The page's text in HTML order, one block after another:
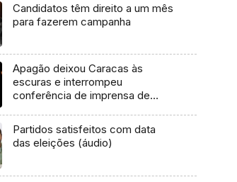
Candidatos têm direito a um mês
para fazerem campanha
Apagão deixou Caracas às
escuras e interrompeu
conferência de imprensa de
Partidos satisfeitos com data
das eleições (áudio)